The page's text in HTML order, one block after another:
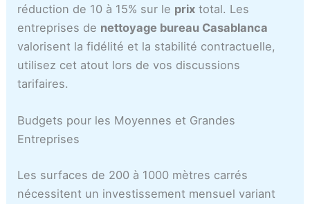
réduction de 10 à 15% sur le prix total. Les
entreprises de nettoyage bureau Casablanca
valorisent la fidélité et la stabilité contractuelle,
utilisez cet atout lors de vos discussions
tarifaires.
Budgets pour les Moyennes et Grandes
Entreprises
Les surfaces de 200 à 1000 mètres carrés
nécessitent un investissement mensuel variant